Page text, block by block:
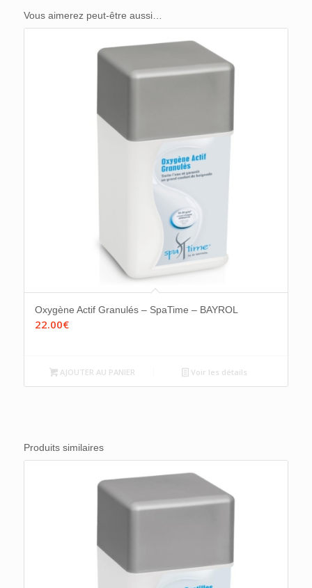
Vous aimerez peut-être aussi…
Oxygène Actif Granulés – SpaTime – BAYROL
22.00€
AJOUTER AU PANIER Voir les détails
Produits similaires